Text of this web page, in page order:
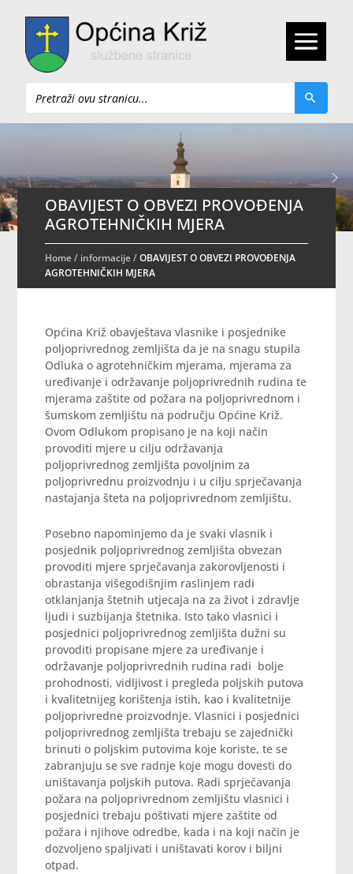
Pretraži
OBAVIJEST O OBVEZI PROVOĐENJA
AGROTEHNIČKIH MJERA
Home/ informacije/OBAVIJEST O OBVEZI PROVOĐENJA
AGROTEHNIČKIH MJERA
Općina Križ obavještava vlasnike i posjednike
poljoprivrednog zemljišta da je na snagu stupila
Odluka o agrotehničkim mjerama, mjerama za
uređivanje i održavanje poljoprivrednih rudina te
mjerama zaštite od požara na poljoprivrednom i
šumskom zemljištu na području Općine Križ.
Ovom Odlukom propisano je na koji način
provoditi mjere u cilju održavanja
poljoprivrednog zemljišta povoljnim za
poljoprivrednu proizvodnju i u cilju sprječavanja
nastajanja šteta na poljoprivrednom zemljištu.
Posebno napominjemo da je svaki vlasnik i
posjednik poljoprivrednog zemljišta obvezan
provoditi mjere sprječavanja zakorovljenosti i
obrastanja višegodišnjim raslinjem radi
otklanjanja štetnih utjecaja na za život i zdravlje
ljudi i suzbijanja štetnika. Isto tako vlasnici i
posjednici poljoprivrednog zemljišta dužni su
provoditi propisane mjere za uređivanje i
održavanje poljoprivrednih rudina radi bolje
prohodnosti, vidljivost i pregleda poljskih putova
i kvalitetnijeg korištenja istih, kao i kvalitetnije
poljoprivredne proizvodnje. Vlasnici i posjednici
poljoprivrednog zemljišta trebaju se zajednički
brinuti o poljskim putovima koje koriste, te se
zabranjuju se sve radnje koje mogu dovesti do
uništavanja poljskih putova. Radi sprječavanja
požara na poljoprivrednom zemljištu vlasnici i
posjednici trebaju poštivati mjere zaštite od
požara i njihove odredbe, kada i na koji način je
dozvoljeno spaljivati i uništavati korov i biljni
otpad.